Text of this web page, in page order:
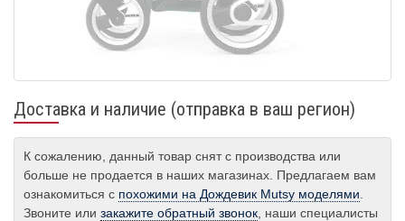
Доставка и наличие (отправка в ваш регион)
К сожалению, данный товар снят с производства или
больше не продается в наших магазинах. Предлагаем вам
ознакомиться с похожими на Дождевик Mutsy моделями
Звоните или закажите обратный звонок , наши специалисты